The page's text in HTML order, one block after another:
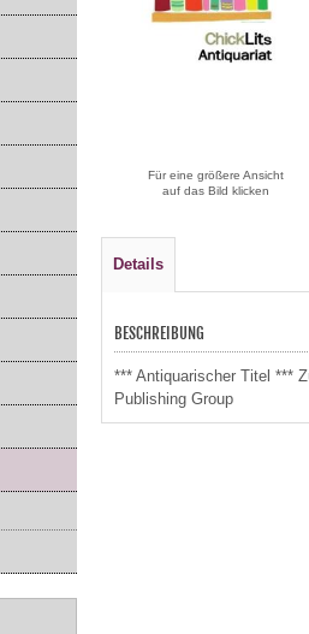
Für eine größere Ansicht
auf das Bild klicken
Details
BESCHREIBUNG
*** Antiquarischer Titel ***
Publishing Group